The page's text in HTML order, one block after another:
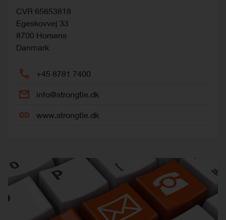
CVR 65653818
Egeskovvej 33
8700 Horsens
Danmark
+45 8781 7400
info@strongtie.dk
www.strongtie.dk